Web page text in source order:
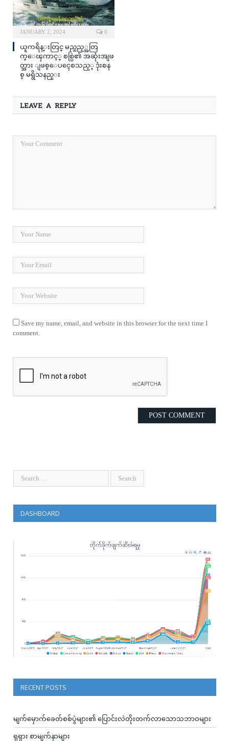
JANUARY 2, 2024 0
ယူကရိန္းတြင္ မည္သည့္အတြ
က္ေၾကာင့္ စစ္ပြဲ၏ အဆုံးအျဖ
တ္အား ျဖစ္ေပၚေစသည့္ ဒုံးစန
စ္ မရွိသနည္း
LEAVE A REPLY
Save my name, email, and website in this browser for the next time I
comment.
DASHBOARD
RECENT POSTS
မျက်မှောက်ခေတ်စစ်ပွဲများ၏ ပြောင်းလဲတိုးတက်လာသောသဘာဝများ
ရုရှား စာမျက်နှာများ